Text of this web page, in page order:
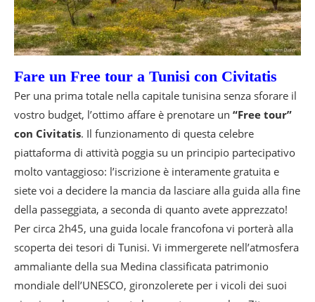
Fare un Free tour a Tunisi con Civitatis
Per una prima totale nella capitale tunisina senza sforare il
vostro budget, l’ottimo affare è prenotare un “Free tour”
con Civitatis. Il funzionamento di questa celebre
piattaforma di attività poggia su un principio partecipativo
molto vantaggioso: l’iscrizione è interamente gratuita e
siete voi a decidere la mancia da lasciare alla guida alla fine
della passeggiata, a seconda di quanto avete apprezzato!
Per circa 2h45, una guida locale francofona vi porterà alla
scoperta dei tesori di Tunisi. Vi immergerete nell’atmosfera
ammaliante della sua Medina classificata patrimonio
mondiale dell’UNESCO, gironzolerete per i vicoli dei suoi